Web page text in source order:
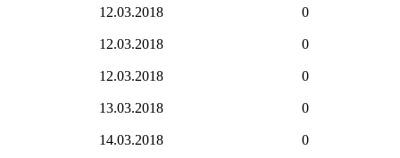
12.03.2018 0
12.03.2018 0
12.03.2018 0
13.03.2018 0
14.03.2018 0